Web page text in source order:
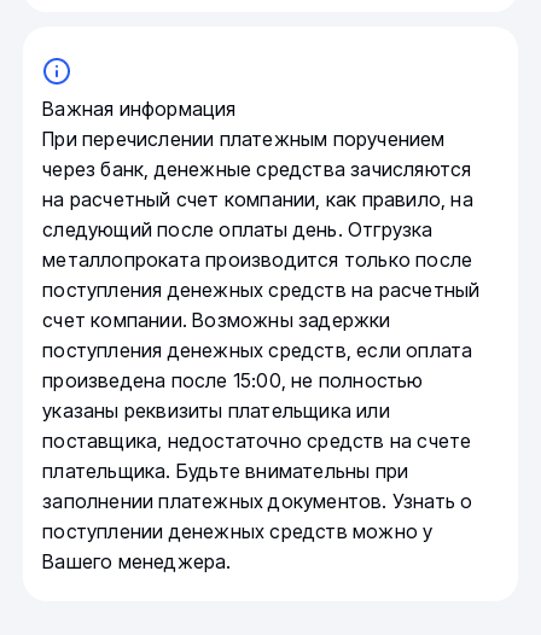
Важная информация
При перечислении платежным поручением
через банк, денежные средства зачисляются
на расчетный счет компании, как правило, на
следующий после оплаты день. Отгрузка
металлопроката производится только после
поступления денежных средств на расчетный
счет компании. Возможны задержки
поступления денежных средств, если оплата
произведена после 15:00, не полностью
указаны реквизиты плательщика или
поставщика, недостаточно средств на счете
плательщика. Будьте внимательны при
заполнении платежных документов. Узнать о
поступлении денежных средств можно у
Вашего менеджера.